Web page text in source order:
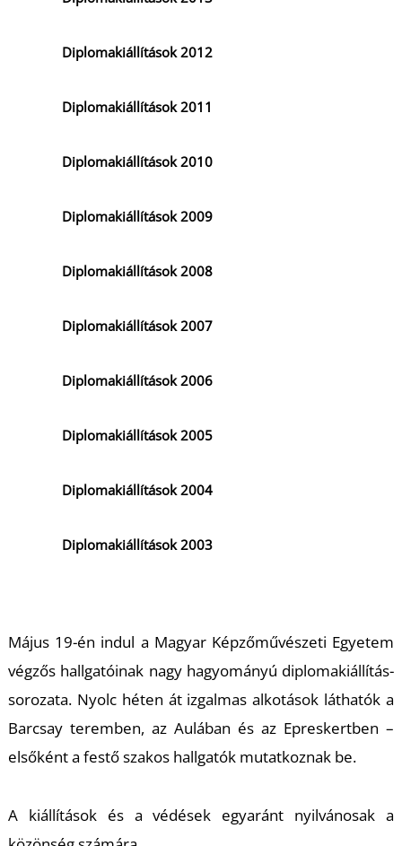
Diplomakiállítások 2012
Diplomakiállítások 2011
Diplomakiállítások 2010
Diplomakiállítások 2009
Diplomakiállítások 2008
Diplomakiállítások 2007
Diplomakiállítások 2006
Diplomakiállítások 2005
Diplomakiállítások 2004
Diplomakiállítások 2003
Május 19-én indul a Magyar Képzőművészeti Egyetem
végzős hallgatóinak nagy hagyományú diplomakiállítás-
sorozata. Nyolc héten át izgalmas alkotások láthatók a
Barcsay teremben, az Aulában és az Epreskertben –
elsőként a festő szakos hallgatók mutatkoznak be.
A kiállítások és a védések egyaránt nyilvánosak a